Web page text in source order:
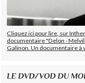
Cliquez ici pour lire, sur
documentaire "Delon -
Galinon. Un documentaire à
LE DVD/VOD DU